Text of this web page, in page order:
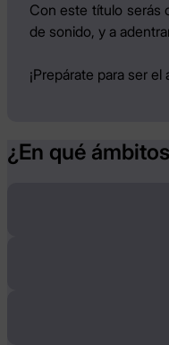
Con este título serás
de sonido, y a
¡Prepárate para ser
¿En qué